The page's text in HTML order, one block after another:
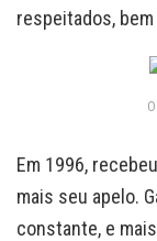
respeitados,
Em 1996,
mais seu apelo.
constante, e